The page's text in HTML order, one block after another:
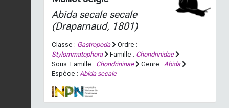
Abida secale secale
(Draparnaud, 1801)
Classe : Gastropoda
Ordre :
Stylommatophora
Famille : Chondrinidae
Sous-Famille : Chondrininae Genre : Abida
Espèce : Abida secale